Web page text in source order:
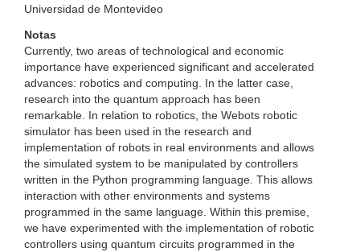
Universidad de Montevideo
Notas
Currently, two areas of technological and economic
importance have experienced significant and accelerated
advances: robotics and computing. In the latter case,
research into the quantum approach has been
remarkable. In relation to robotics, the Webots robotic
simulator has been used in the research and
implementation of robots in real environments and allows
the simulated system to be manipulated by controllers
written in the Python programming language. This allows
interaction with other environments and systems
programmed in the same language. Within this premise,
we have experimented with the implementation of robotic
controllers using quantum circuits programmed in the